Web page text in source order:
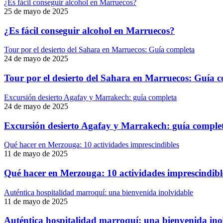
¿Es fácil conseguir alcohol en Marruecos?
25 de mayo de 2025
¿Es fácil conseguir alcohol en Marruecos?
Tour por el desierto del Sahara en Marruecos: Guía completa
24 de mayo de 2025
Tour por el desierto del Sahara en Marruecos: Guía
Excursión desierto Agafay y Marrakech: guía completa
24 de mayo de 2025
Excursión desierto Agafay y Marrakech: guía
Qué hacer en Merzouga: 10 actividades imprescindibles
11 de mayo de 2025
Qué hacer en Merzouga: 10 actividades
Auténtica hospitalidad marroquí: una bienvenida inolvidable
11 de mayo de 2025
Auténtica hospitalidad marroquí: una bienvenida